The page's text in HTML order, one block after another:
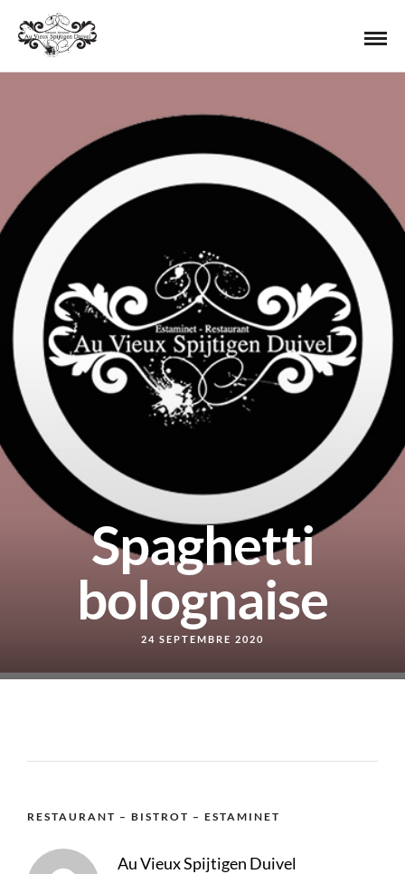
Spaghetti
bolognaise
24 SEPTEMBRE 2020
RESTAURANT – BISTROT – ESTAMINET
Au Vieux Spijtigen Duivel